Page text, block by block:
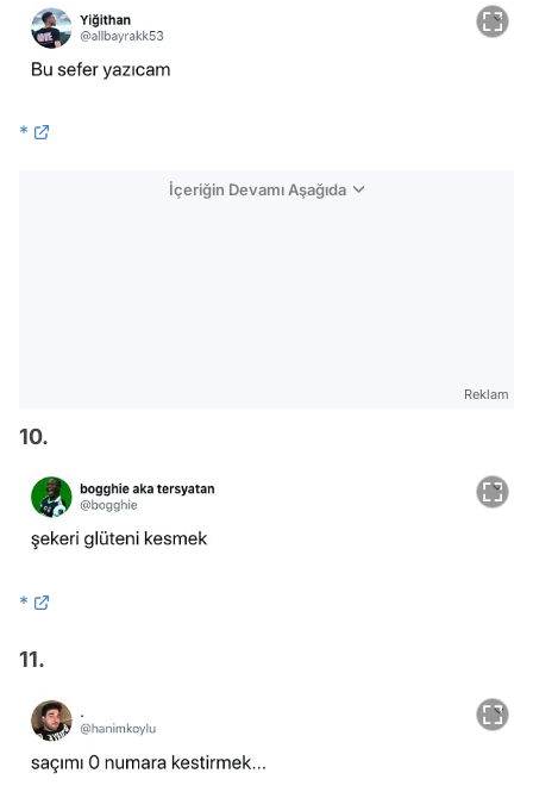
*
İçeriğin Devamı Aşağıda
Reklam
10.
*
11.